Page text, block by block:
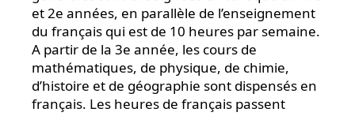
et 2e années, en parallèle de l’enseignement
du français qui est de 10 heures par semaine.
A partir de la 3e année, les cours de
mathématiques, de physique, de chimie,
d’histoire et de géographie sont dispensés en
français. Les heures de français passent